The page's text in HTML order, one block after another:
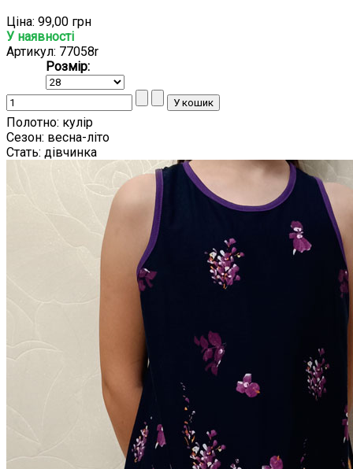
Ціна: 99,00 грн
У наявності
Артикул: 77058r
Розмір:
Полотно: кулір
Сезон: весна-літо
Стать: дівчинка